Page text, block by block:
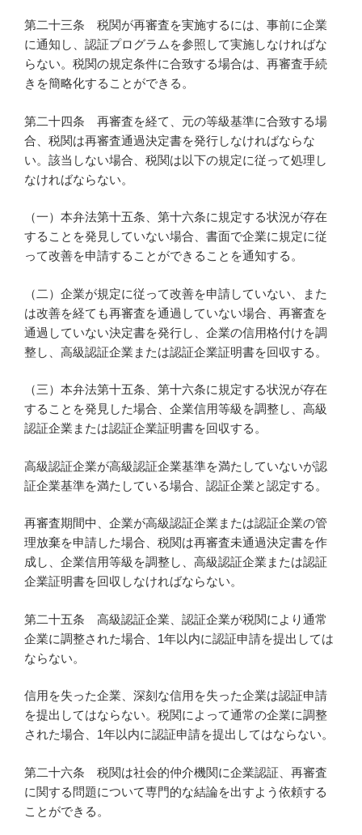
第二十三条 税関が再審査を実施するには、事前に企業
に通知し、認証プログラムを参照して実施しなければな
らない。税関の規定条件に合致する場合は、再審査手続
きを簡略化することができる。
第二十四条 再審査を経て、元の等級基準に合致する場
合、税関は再審査通過決定書を発行しなければならな
い。該当しない場合、税関は以下の規定に従って処理し
なければならない。
（一）本弁法第十五条、第十六条に規定する状況が存在
することを発見していない場合、書面で企業に規定に従
って改善を申請することができることを通知する。
（二）企業が規定に従って改善を申請していない、また
は改善を経ても再審査を通過していない場合、再審査を
通過していない決定書を発行し、企業の信用格付けを調
整し、高級認証企業または認証企業証明書を回収する。
（三）本弁法第十五条、第十六条に規定する状況が存在
することを発見した場合、企業信用等級を調整し、高級
認証企業または認証企業証明書を回収する。
高級認証企業が高級認証企業基準を満たしていないが認
証企業基準を満たしている場合、認証企業と認定する。
再審査期間中、企業が高級認証企業または認証企業の管
理放棄を申請した場合、税関は再審査未通過決定書を作
成し、企業信用等級を調整し、高級認証企業または認証
企業証明書を回収しなければならない。
第二十五条 高級認証企業、認証企業が税関により通常
企業に調整された場合、1年以内に認証申請を提出しては
ならない。
信用を失った企業、深刻な信用を失った企業は認証申請
を提出してはならない。税関によって通常の企業に調整
された場合、1年以内に認証申請を提出してはならない。
第二十六条 税関は社会的仲介機関に企業認証、再審査
に関する問題について専門的な結論を出すよう依頼する
ことができる。